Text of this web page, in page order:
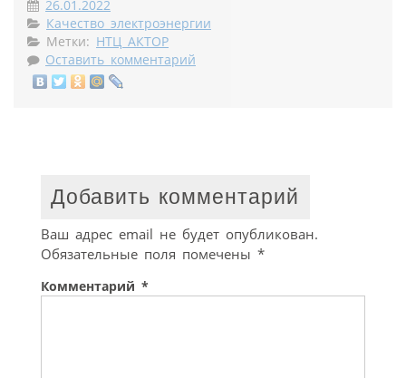
26.01.2022
Качество электроэнергии
Метки: НТЦ АКТОР
Оставить комментарий
Добавить комментарий
Ваш адрес email не будет опубликован.
Обязательные поля помечены *
Комментарий *